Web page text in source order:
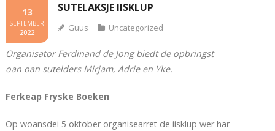
SUTELAKSJE IISKLUP
13
SEPTEMBER
2022 Guus Uncategorized
Organisator Ferdinand de Jong biedt de opbringst
oan oan sutelders Mirjam, Adrie en Yke.
Ferkeap Fryske Boeken
Op woansdei 5 oktober organisearret de iisklup wer har